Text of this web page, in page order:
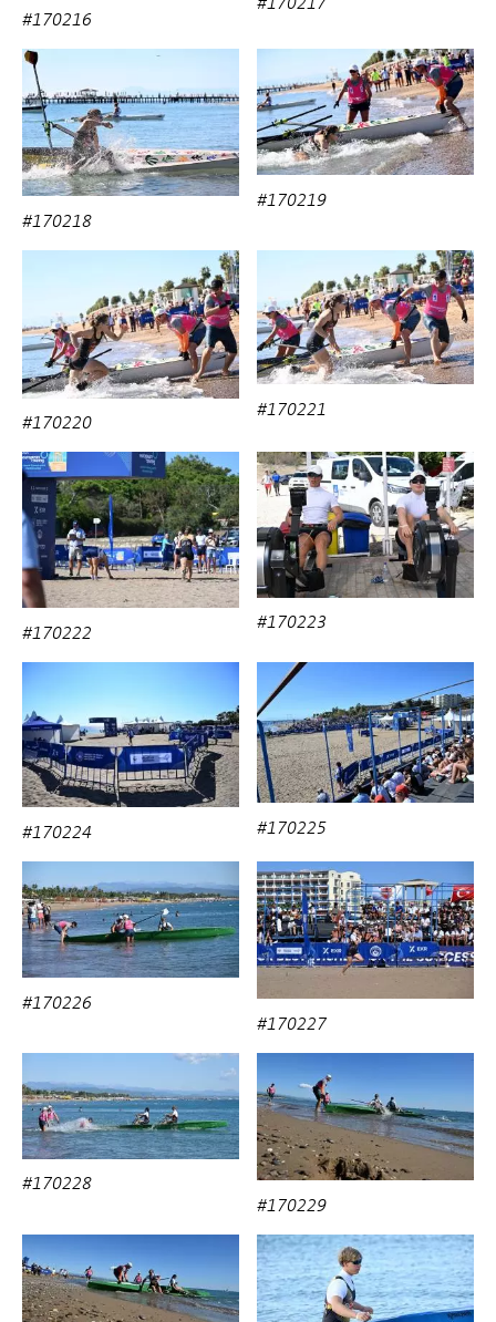
#170216
#170218
#170219
#170220
#170221
#170222 #170223
#170224 #170225
#170226
#170227
#170228
#170229